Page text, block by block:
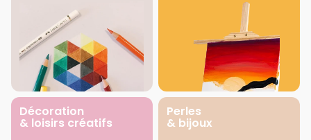
Décoration
& loisirs créatifs
Perles
& bijoux